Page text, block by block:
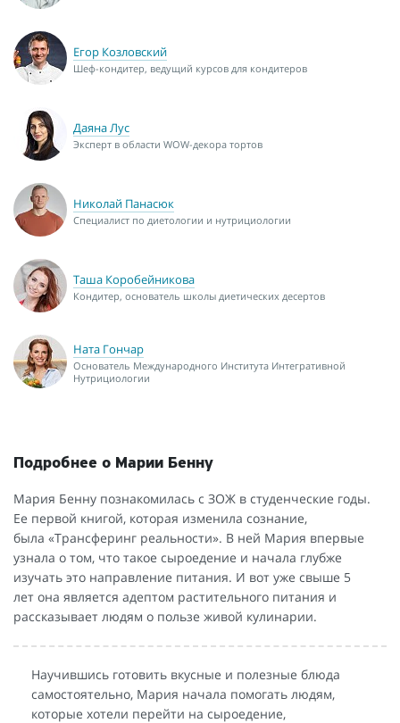
Егор Козловский
Шеф-кондитер, ведущий курсов для кондитеров
Даяна Лус
Эксперт в области WOW-декора тортов
Николай Панасюк
Специалист по диетологии и нутрициологии
Таша Коробейникова
Кондитер, основатель школы диетических десертов
Ната Гончар
Основатель Международного Института Интегративной
Нутрициологии
Подробнее о Марии Бенну
Мария Бенну познакомилась с ЗОЖ в студенческие годы.
Ее первой книгой, которая изменила сознание,
была «Трансферинг реальности». В ней Мария впервые
узнала о том, что такое сыроедение и начала глубже
изучать это направление питания. И вот уже свыше 5
лет она является адептом растительного питания и
рассказывает людям о пользе живой кулинарии.
Научившись готовить вкусные и полезные блюда
самостоятельно, Мария начала помогать людям,
которые хотели перейти на сыроедение,